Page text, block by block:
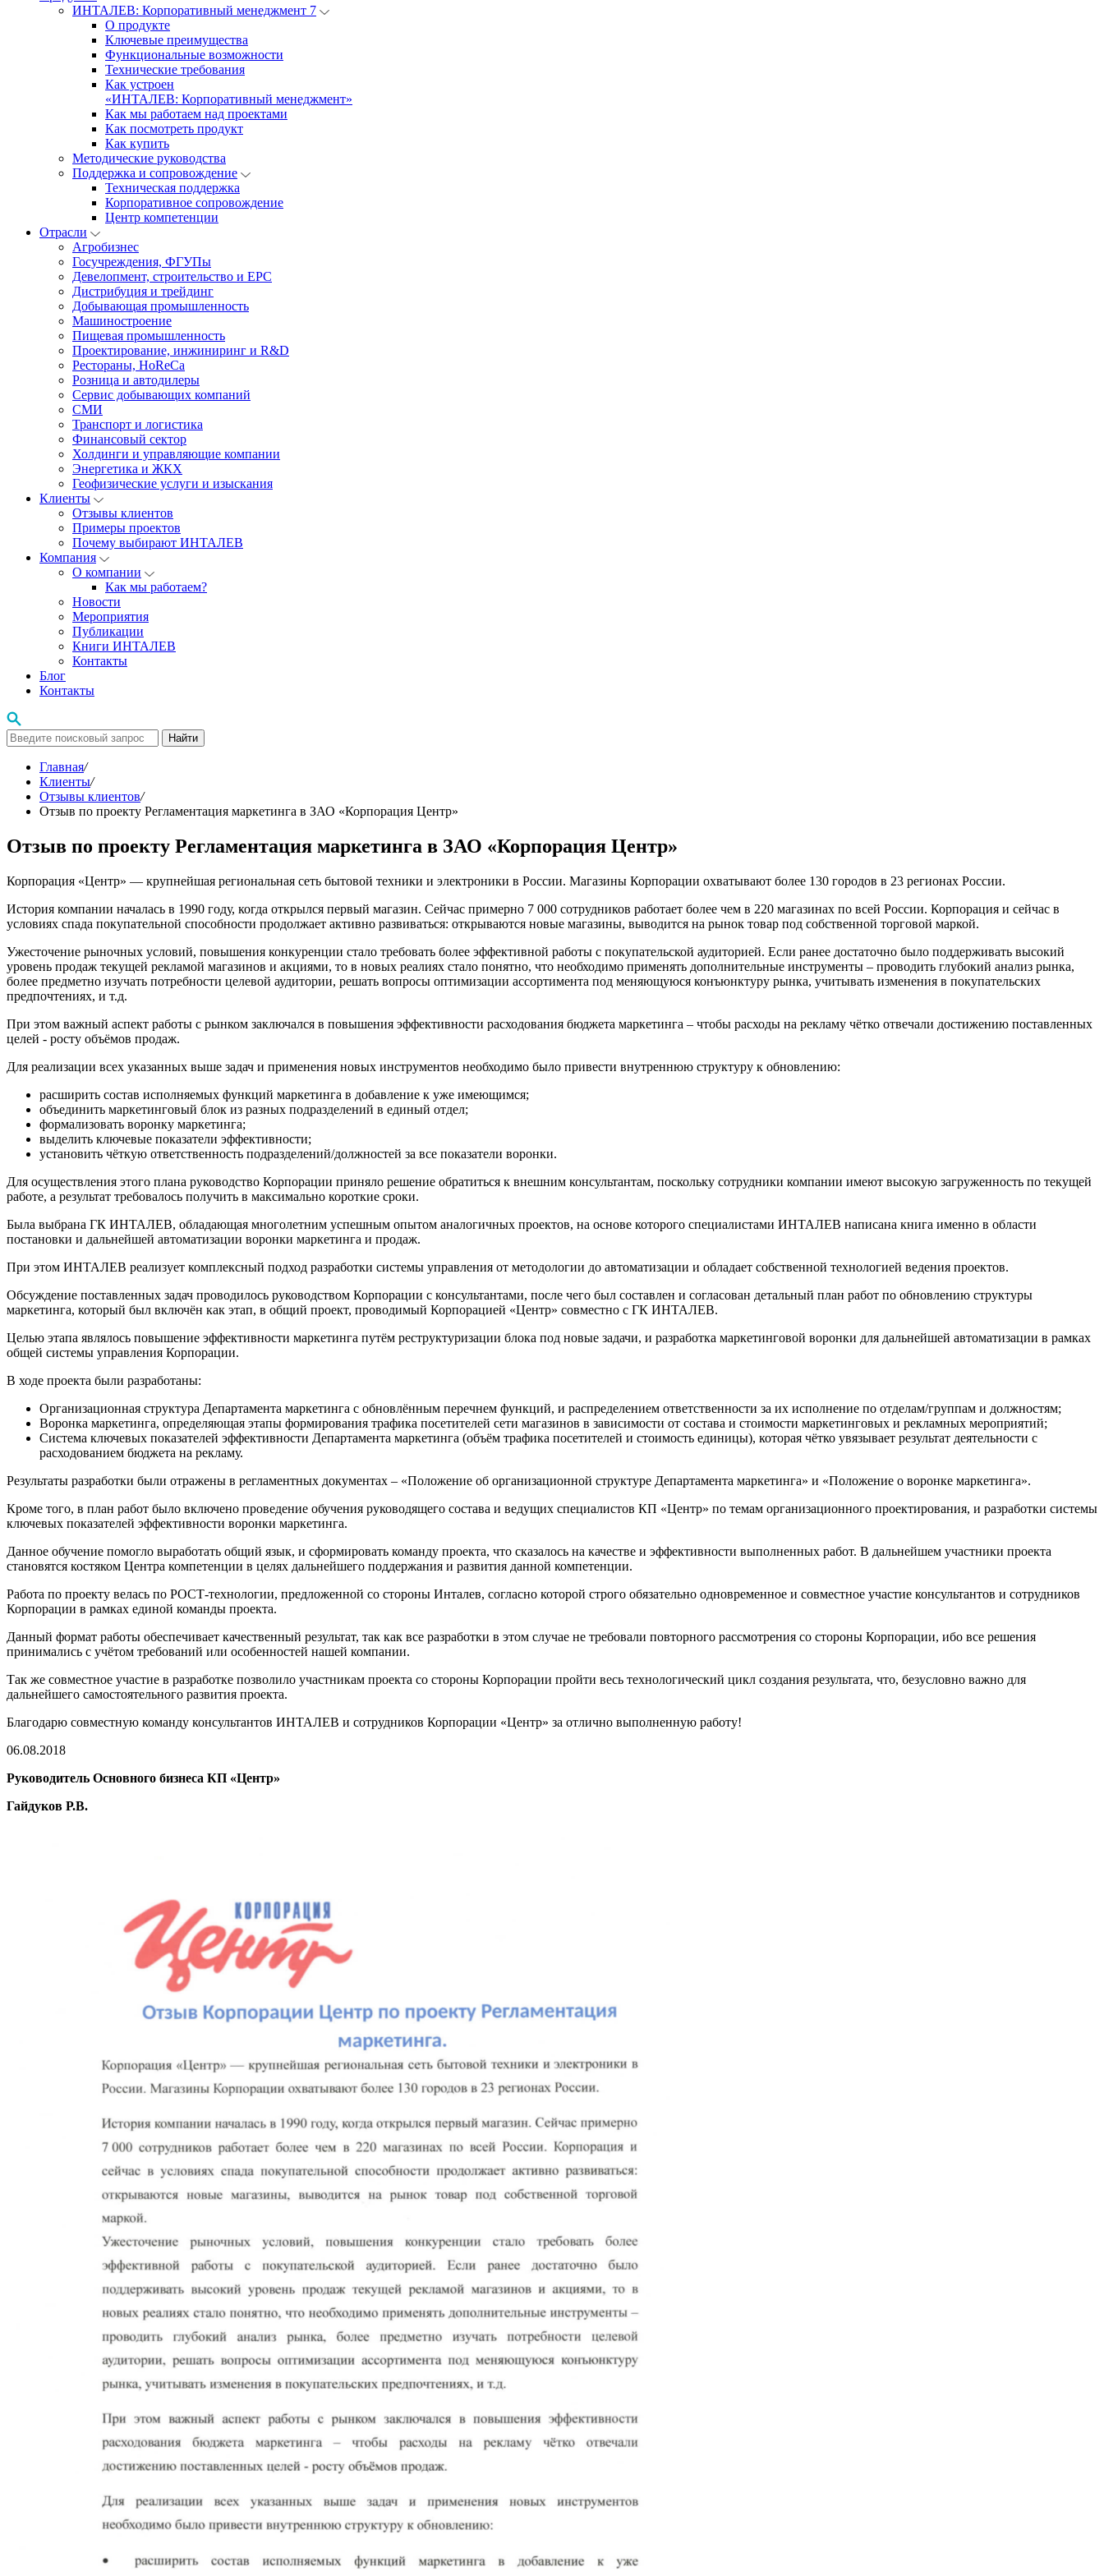
ИНТАЛЕВ: Корпоративный менеджмент 7
О продукте
Ключевые преимущества
Функциональные возможности
Технические требования
Как устроен
«ИНТАЛЕВ: Корпоративный менеджмент»
Как мы работаем над проектами
Как посмотреть продукт
Как купить
Методические руководства
Поддержка и сопровождение
Техническая поддержка
Корпоративное сопровождение
Центр компетенции
Отрасли
Агробизнес
Госучреждения, ФГУПы
Девелопмент, строительство и EPC
Дистрибуция и трейдинг
Добывающая промышленность
Машиностроение
Пищевая промышленность
Проектирование, инжиниринг и R&D
Рестораны, HoReCa
Розница и автодилеры
Сервис добывающих компаний
СМИ
Транспорт и логистика
Финансовый сектор
Холдинги и управляющие компании
Энергетика и ЖКХ
Геофизические услуги и изыскания
Клиенты
Отзывы клиентов
Примеры проектов
Почему выбирают ИНТАЛЕВ
Компания
О компании
Как мы работаем?
Новости
Мероприятия
Публикации
Книги ИНТАЛЕВ
Контакты
Блог
Контакты
Найти
Главная/
Клиенты/
Отзывы клиентов/
Отзыв по проекту Регламентация маркетинга в ЗАО «Корпорация Центр»
Отзыв по проекту Регламентация маркетинга в ЗАО «Корпорация Центр»
Корпорация «Центр» — крупнейшая региональная сеть бытовой техники и электроники в России. Магазины Корпорации охватывают более 130 городов в 23 регионах России.
История компании началась в 1990 году, когда открылся первый магазин. Сейчас примерно 7 000 сотрудников работает более чем в 220 магазинах по всей России. Корпорация и сейчас в
условиях спада покупательной способности продолжает активно развиваться: открываются новые магазины, выводится на рынок товар под собственной торговой маркой.
Ужесточение рыночных условий, повышения конкуренции стало требовать более эффективной работы с покупательской аудиторией. Если ранее достаточно было поддерживать высокий
уровень продаж текущей рекламой магазинов и акциями, то в новых реалиях стало понятно, что необходимо применять дополнительные инструменты – проводить глубокий анализ рынка,
более предметно изучать потребности целевой аудитории, решать вопросы оптимизации ассортимента под меняющуюся конъюнктуру рынка, учитывать изменения в покупательских
предпочтениях, и т.д.
При этом важный аспект работы с рынком заключался в повышения эффективности расходования бюджета маркетинга – чтобы расходы на рекламу чётко отвечали достижению поставленных
целей - росту объёмов продаж.
Для реализации всех указанных выше задач и применения новых инструментов необходимо было привести внутреннюю структуру к обновлению:
расширить состав исполняемых функций маркетинга в добавление к уже имеющимся;
объединить маркетинговый блок из разных подразделений в единый отдел;
формализовать воронку маркетинга;
выделить ключевые показатели эффективности;
установить чёткую ответственность подразделений/должностей за все показатели воронки.
Для осуществления этого плана руководство Корпорации приняло решение обратиться к внешним консультантам, поскольку сотрудники компании имеют высокую загруженность по текущей
работе, а результат требовалось получить в максимально короткие сроки.
Была выбрана ГК ИНТАЛЕВ, обладающая многолетним успешным опытом аналогичных проектов, на основе которого специалистами ИНТАЛЕВ написана книга именно в области
постановки и дальнейшей автоматизации воронки маркетинга и продаж.
При этом ИНТАЛЕВ реализует комплексный подход разработки системы управления от методологии до автоматизации и обладает собственной технологией ведения проектов.
Обсуждение поставленных задач проводилось руководством Корпорации с консультантами, после чего был составлен и согласован детальный план работ по обновлению структуры
маркетинга, который был включён как этап, в общий проект, проводимый Корпорацией «Центр» совместно с ГК ИНТАЛЕВ.
Целью этапа являлось повышение эффективности маркетинга путём реструктуризации блока под новые задачи, и разработка маркетинговой воронки для дальнейшей автоматизации в рамках
общей системы управления Корпорации.
В ходе проекта были разработаны:
Организационная структура Департамента маркетинга с обновлённым перечнем функций, и распределением ответственности за их исполнение по отделам/группам и должностям;
Воронка маркетинга, определяющая этапы формирования трафика посетителей сети магазинов в зависимости от состава и стоимости маркетинговых и рекламных мероприятий;
Система ключевых показателей эффективности Департамента маркетинга (объём трафика посетителей и стоимость единицы), которая чётко увязывает результат деятельности с
расходованием бюджета на рекламу.
Результаты разработки были отражены в регламентных документах – «Положение об организационной структуре Департамента маркетинга» и «Положение о воронке маркетинга».
Кроме того, в план работ было включено проведение обучения руководящего состава и ведущих специалистов КП «Центр» по темам организационного проектирования, и разработки системы
ключевых показателей эффективности воронки маркетинга.
Данное обучение помогло выработать общий язык, и сформировать команду проекта, что сказалось на качестве и эффективности выполненных работ. В дальнейшем участники проекта
становятся костяком Центра компетенции в целях дальнейшего поддержания и развития данной компетенции.
Работа по проекту велась по РОСТ-технологии, предложенной со стороны Инталев, согласно которой строго обязательно одновременное и совместное участие консультантов и сотрудников
Корпорации в рамках единой команды проекта.
Данный формат работы обеспечивает качественный результат, так как все разработки в этом случае не требовали повторного рассмотрения со стороны Корпорации, ибо все решения
принимались с учётом требований или особенностей нашей компании.
Так же совместное участие в разработке позволило участникам проекта со стороны Корпорации пройти весь технологический цикл создания результата, что, безусловно важно для
дальнейшего самостоятельного развития проекта.
Благодарю совместную команду консультантов ИНТАЛЕВ и сотрудников Корпорации «Центр» за отлично выполненную работу!
06.08.2018
Руководитель Основного бизнеса КП «Центр»
Гайдуков Р.В.